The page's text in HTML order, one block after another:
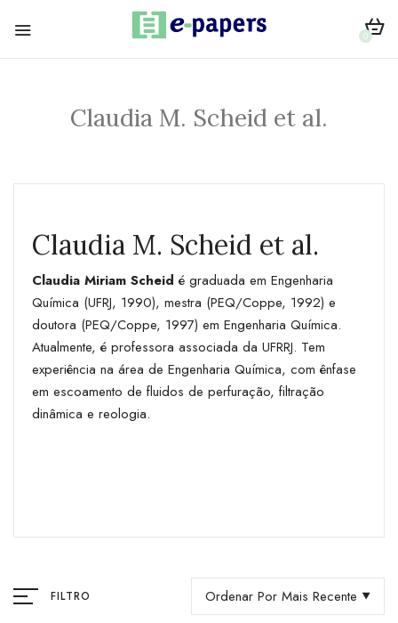
0
Claudia M. Scheid et al.
Claudia M. Scheid et al.
Claudia Miriam Scheid é graduada em Engenharia
Química (UFRJ, 1990), mestra (PEQ/Coppe, 1992) e
doutora (PEQ/Coppe, 1997) em Engenharia Química.
Atualmente, é professora associada da UFRRJ. Tem
experiência na área de Engenharia Química, com ênfase
em escoamento de fluidos de perfuração, filtração
dinâmica e reologia.
FILTRO Ordenar Por Mais Recente